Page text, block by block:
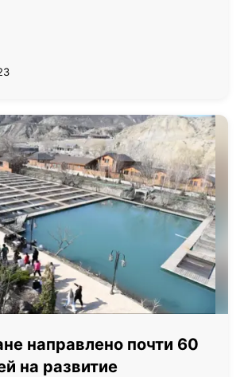
направлено почти 60
на развитие